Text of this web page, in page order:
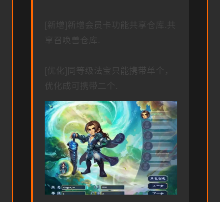
[新增]新增会员卡功能共享仓库.共
享召唤兽仓库.
[优化]同等级法宝只能携带单个，
优化成可携带二个.